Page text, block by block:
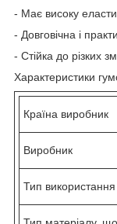
- Має високу
- Довговічна і
- Стійка до різких
Характеристики
Країна виробник
Виробник
Тип використання